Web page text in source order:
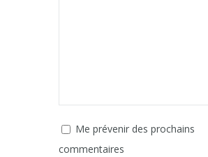
Me prévenir des prochains
commentaires